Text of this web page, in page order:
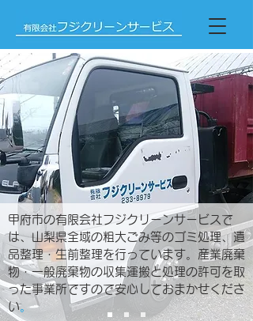
甲府市の有限会社フジクリーンサービスで
は、山梨県全域の粗大ごみ等のゴミ処理、遺
品整理・生前整理を行っています。 産業廃棄
物・一般廃棄物の収集運搬と処理の許可を取
った事業所ですので安心しておまかせくださ
い。